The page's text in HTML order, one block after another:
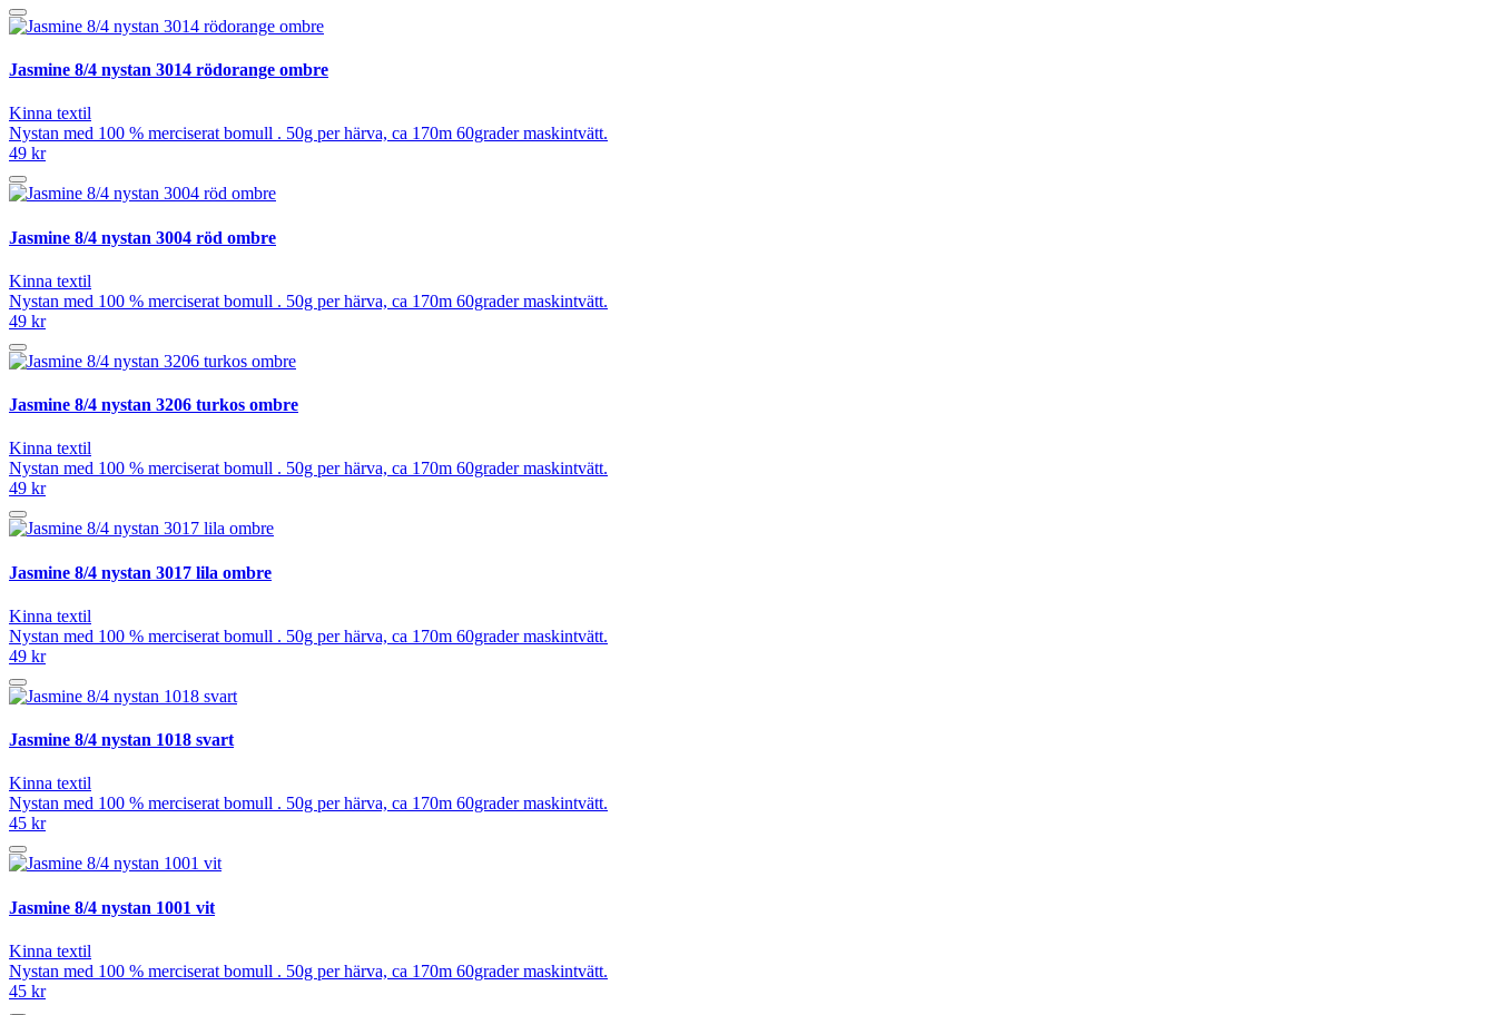
Jasmine 8/4 nystan 3014 rödorange ombre
Kinna textil
Nystan med 100 % merciserat bomull . 50g per härva, ca 170m 60grader maskintvätt.
49 kr
Jasmine 8/4 nystan 3004 röd ombre
Kinna textil
Nystan med 100 % merciserat bomull . 50g per härva, ca 170m 60grader maskintvätt.
49 kr
Jasmine 8/4 nystan 3206 turkos ombre
Kinna textil
Nystan med 100 % merciserat bomull . 50g per härva, ca 170m 60grader maskintvätt.
49 kr
Jasmine 8/4 nystan 3017 lila ombre
Kinna textil
Nystan med 100 % merciserat bomull . 50g per härva, ca 170m 60grader maskintvätt.
49 kr
Jasmine 8/4 nystan 1018 svart
Kinna textil
Nystan med 100 % merciserat bomull . 50g per härva, ca 170m 60grader maskintvätt.
45 kr
Jasmine 8/4 nystan 1001 vit
Kinna textil
Nystan med 100 % merciserat bomull . 50g per härva, ca 170m 60grader maskintvätt.
45 kr